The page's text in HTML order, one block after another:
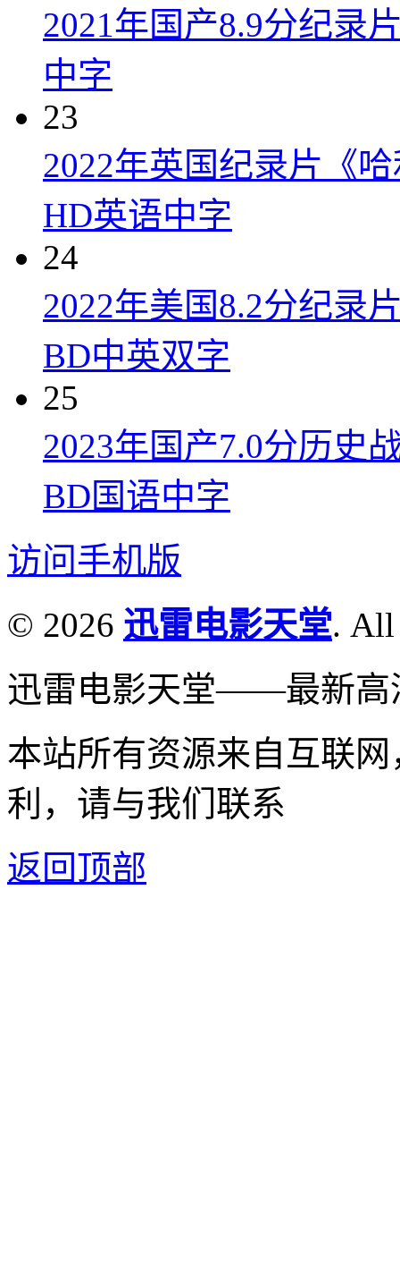
2021年国产8.9分纪录
中字
23
2022年英国纪录片《
HD英语中字
24
2022年美国8.2分纪录
BD中英双字
25
2023年国产7.0分历史
BD国语中字
访问手机版
© 2026 迅雷电影天堂. All
迅雷电影天堂——最新高
本站所有资源来自互联
利，请与我们联系
返回顶部